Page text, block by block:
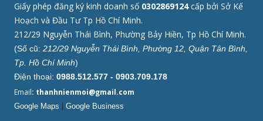
Giấy phép đăng ký kinh doanh số 0302869124cấp bởi Sở Kế
Hoạch và Đầu Tư Tp Hồ Chí Minh.
212/29 Nguyễn Thái Bình, Phường Bảy Hiền, Tp Hồ Chí Minh.
(Số cũ: 212/29 Nguyễn Thái Bình, Phường 12, Quận Tân Bình,
Tp. Hồ Chí Minh)
Điện thoại: 0988.512.577 - 0903.709.178
Email: thanhnienmoi@gmail.com
Google Maps Google Business